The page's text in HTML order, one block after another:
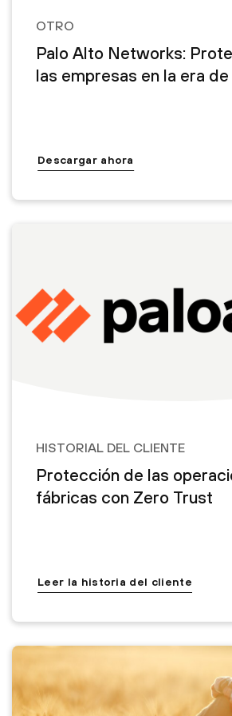
OTRO
Palo Alto Networks:
las empresas en la era de
Descargar ahora
HISTORIAL DEL CLIENTE
Protección de las
fábricas con Zero Trust
Leer la historia del cliente